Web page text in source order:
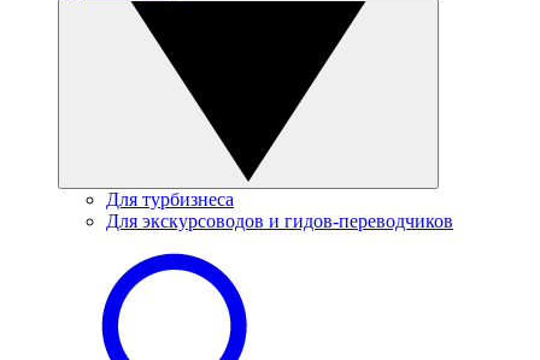
Для турбизнеса
Для экскурсоводов и гидов-переводчиков